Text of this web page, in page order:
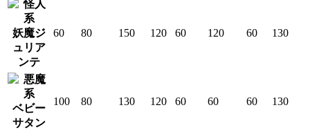
妖魔ジ
ュリア
ンテ
60 80 150 120 60 120 60 130
ベビー
サタン
100 80 130 120 60 60 60 130